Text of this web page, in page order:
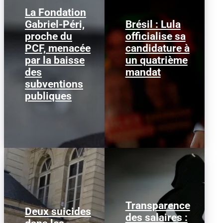
La Fondation
Gabriel-Péri,
proche du
PCF, menacée
par la baisse
des
subventions
publiques
Guillaume Roubaud-
Quashie, président de la
Fondation Gabriel-Péri
et membre de la
direction du PCF...
Brésil : Lula
officialise sa
candidature à
un quatrième
mandat
Lula da Silva dimanche
2 août 2026, au congrès
du Parti des travailleurs
à São Paulo - AFP Le...
Deux suicides
Transparence
des salaires :